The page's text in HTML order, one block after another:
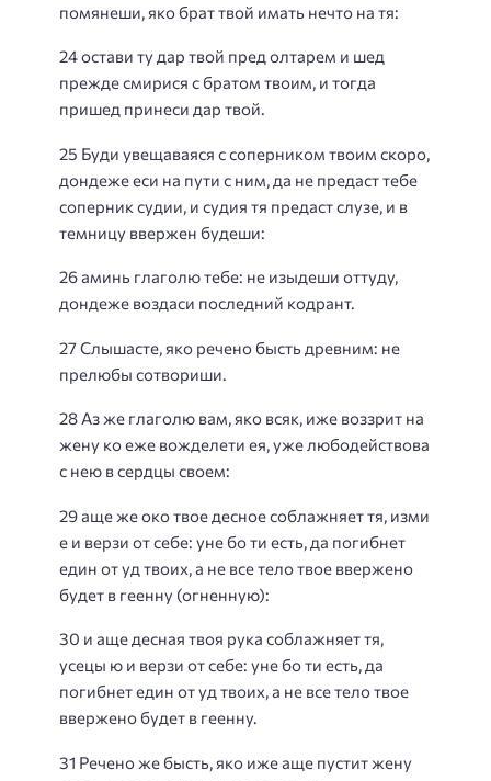
помянеши, яко брат твой имать нечто на тя:
24 остави ту дар твой пред олтарем и шед
прежде смирися с братом твоим, и тогда
пришед принеси дар твой.
25 Буди увещаваяся с соперником твоим скоро,
дондеже еси на пути с ним, да не предаст тебе
соперник судии, и судия тя предаст слузе, и в
темницу ввержен будеши:
26 аминь глаголю тебе: не изыдеши оттуду,
дондеже воздаси последний кодрант.
27 Слышасте, яко речено бысть древним: не
прелюбы сотвориши.
28 Аз же глаголю вам, яко всяк, иже воззрит на
жену ко еже вожделети ея, уже любодействова
с нею в сердцы своем:
29 аще же око твое десное соблажняет тя, изми
е и верзи от себе: уне бо ти есть, да погибнет
един от уд твоих, а не все тело твое ввержено
будет в геенну (огненную):
30 и аще десная твоя рука соблажняет тя,
усецы ю и верзи от себе: уне бо ти есть, да
погибнет един от уд твоих, а не все тело твое
ввержено будет в геенну.
31 Речено же бысть, яко иже аще пустит жену